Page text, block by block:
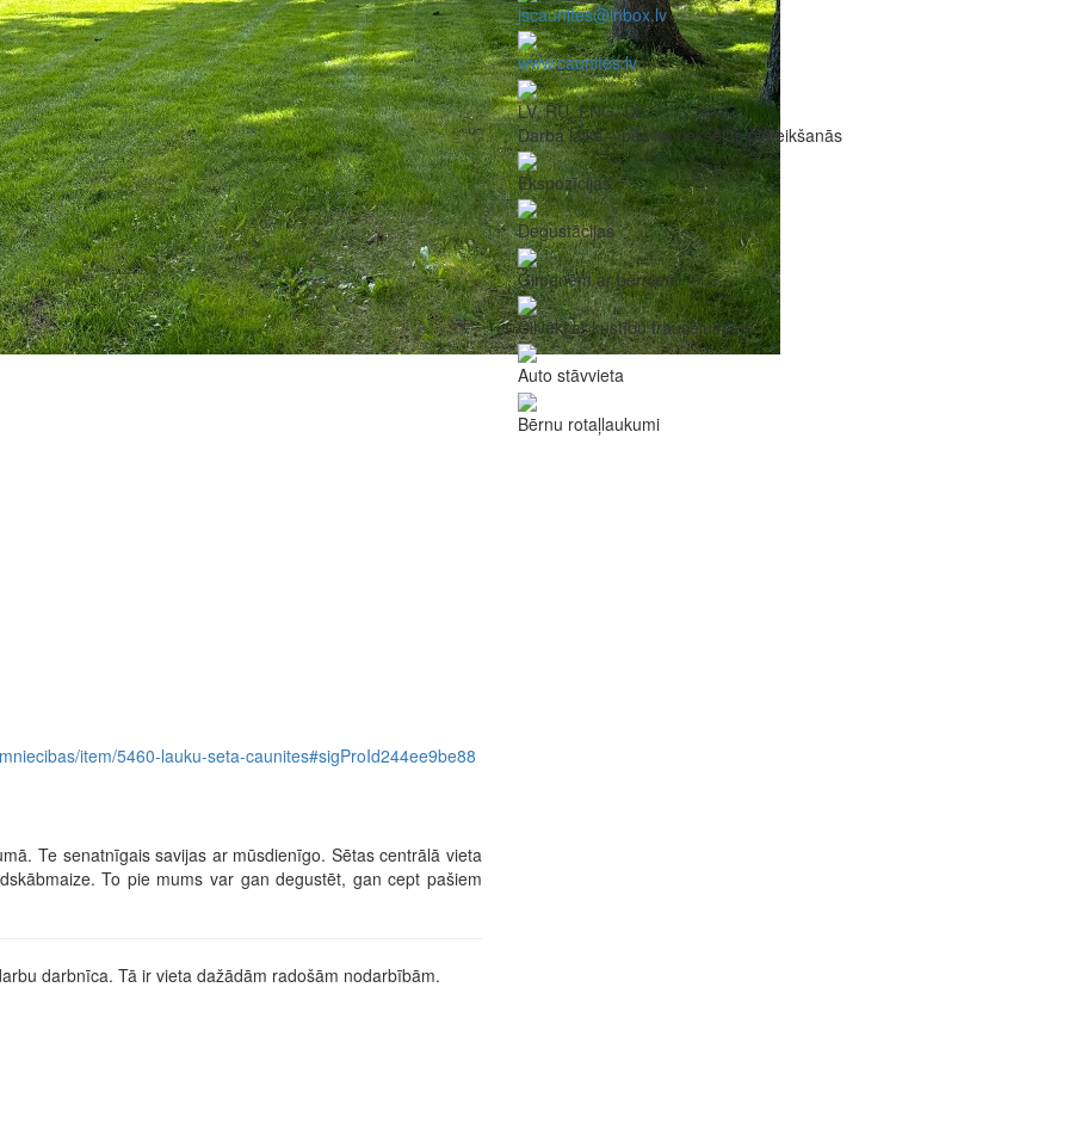
item/5460-lauku-seta-caunites#sigProId244ee9be88
Te senatnīgais savijas ar mūsdienīgo. Sētas centrālā vieta
To pie mums var gan degustēt, gan cept pašiem
darbnīca. Tā ir vieta dažādām radošām nodarbībām.
jscaunites@inbox.lv
www.caunites.lv
LV, RU, ENG, DE
Darba laiks – pēc iepriekšējas pieteikšanās
Ekspozīcijas
Degustācijas
Ģimenēm ar bērniem
Cilvēki ar kustību traucējumiem
Auto stāvvieta
Bērnu rotaļlaukumi